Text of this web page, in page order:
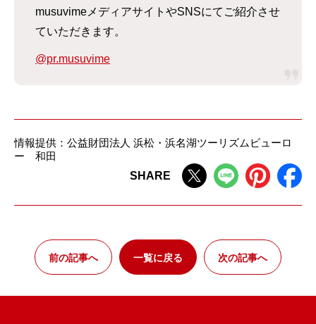
musuvimeメディアサイトやSNSにてご紹介させ
ていただきます。
@pr.musuvime
情報提供：公益財団法人 浜松・浜名湖ツーリズムビューロ
ー 和田
SHARE
前の記事へ 一覧に戻る 次の記事へ